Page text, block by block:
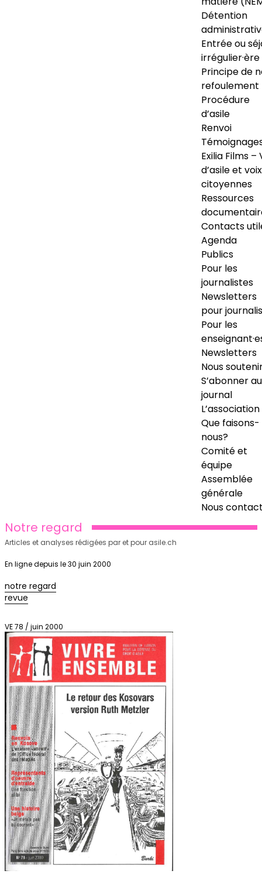
Détention
Entrée ou
irrégulier·ère
Principe de
refoulement
Procédure
d’asile
Renvoi
Exilia Films –
d’asile et voix
citoyennes
Ressources
Contacts
Agenda
Publics
Pour les
journalistes
Newsletters
pour
Pour les
Newsletters
Nous
S’abonner au
journal
L’association
Que faisons-
nous?
Comité et
équipe
Assemblée
générale
Nous
Notre regard
Articles et analyses rédigées par et pour asile.ch
En ligne depuis le 30 juin 2000
notre regard
revue
VE 78 / juin 2000